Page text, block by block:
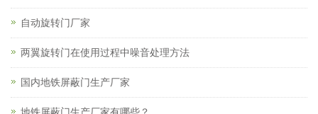
自动旋转门厂家
两翼旋转门在使用过程中噪音处理方法
国内地铁屏蔽门生产厂家